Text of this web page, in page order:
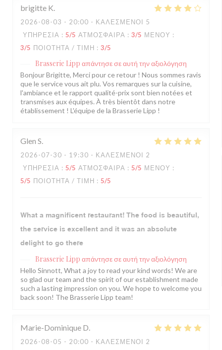
brigitte K
2026-08-03 - 20:00 - ΚΑΛΕΣΜΈΝΟΙ 5
ΥΠΗΡΕΣΊΑ : 5/5 ΑΤΜΌΣΦΑΙΡΑ : 3/5 ΜΕΝΟΎ :
3/5 ΠΟΙΌΤΗΤΑ / ΤΙΜΉ : 3/5
Brasserie Lipp απάντησε σε αυτή την αξιολόγηση
Bonjour Brigitte, Merci pour ce retour ! Nous sommes ravis
que le service vous ait plu. Vos remarques sur la cuisine,
l'ambiance et le rapport qualité-prix sont bien notées et
transmises aux équipes. À très bientôt dans notre
établissement ! L'équipe de la Brasserie Lipp !
Glen S
2026-07-30 - 19:30 - ΚΑΛΕΣΜΈΝΟΙ 2
ΥΠΗΡΕΣΊΑ : 5/5 ΑΤΜΌΣΦΑΙΡΑ : 5/5 ΜΕΝΟΎ :
5/5 ΠΟΙΌΤΗΤΑ / ΤΙΜΉ : 5/5
What a magnificent restaurant! The food is beautiful,
the service is excellent and it was an absolute
delight to go there
Brasserie Lipp απάντησε σε αυτή την αξιολόγηση
Hello Sinnott, What a joy to read your kind words! We are
so glad our team and the spirit of our establishment made
such a lasting impression on you. We hope to welcome you
back soon! The Brasserie Lipp team!
Marie-Dominique D
2026-08-05 - 20:00 - ΚΑΛΕΣΜΈΝΟΙ 2